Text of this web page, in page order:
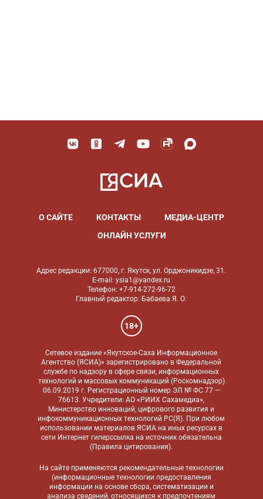
О САЙТЕ КОНТАКТЫ
МЕДИА-ЦЕНТР
ОНЛАЙН УСЛУГИ
Адрес редакции: 677000, г. Якутск, ул. Орджоникидзе, 31.
E-mail: ysia1@yandex.ru
Телефон: +7-914-272-96-72
Главный редактор: Бабаева Я. О.
18+
Сетевое издание «Якутское-Саха Информационное
Агентство (ЯСИА)» зарегистрировано в Федеральной
службе по надзору в сфере связи, информационных
технологий и массовых коммуникаций (Роскомнадзор)
06.09.2019 г. Регистрационный номер ЭЛ № ФС 77 —
76613. Учредители: АО «РИИХ Сахамедиа»,
Министерство инноваций, цифрового развития и
инфокоммуникационных технологий РС(Я). При любом
использовании материалов ЯСИА на иных ресурсах в
сети Интернет гиперссылка на источник обязательна
(Правила цитирования).
На сайте применяются рекомендательные технологии
(информационные технологии предоставления
информации на основе сбора, систематизации и
анализа сведений, относящихся к предпочтениям